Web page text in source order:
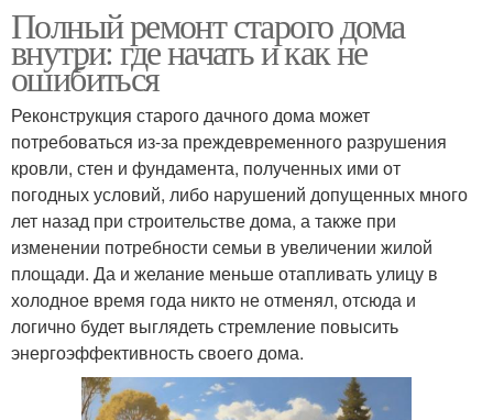
Полный ремонт старого дома
внутри: где начать и как не
ошибиться
Реконструкция старого дачного дома может
потребоваться из-за преждевременного разрушения
кровли, стен и фундамента, полученных ими от
погодных условий, либо нарушений допущенных много
лет назад при строительстве дома, а также при
изменении потребности семьи в увеличении жилой
площади. Да и желание меньше отапливать улицу в
холодное время года никто не отменял, отсюда и
логично будет выглядеть стремление повысить
энергоэффективность своего дома.